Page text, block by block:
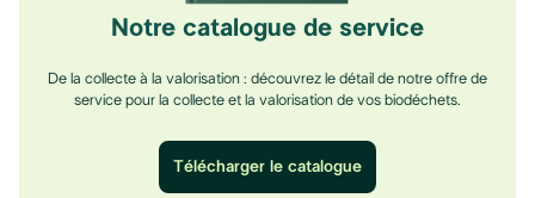
Notre catalogue de service
De la collecte à la valorisation : découvrez le détail de notre offre de
service pour la collecte et la valorisation de vos biodéchets.
Télécharger le catalogue